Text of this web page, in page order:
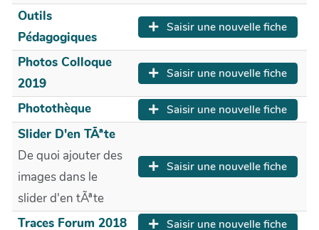
Outils
Pédagogiques
Saisir une nouvelle fiche
Photos Colloque
2019
Saisir une nouvelle fiche
Photothèque Saisir une nouvelle fiche
Slider D'en TÃªte
De quoi ajouter des
images dans le
slider d'en tÃªte
Saisir une nouvelle fiche
Traces Forum 2018 Saisir une nouvelle fiche